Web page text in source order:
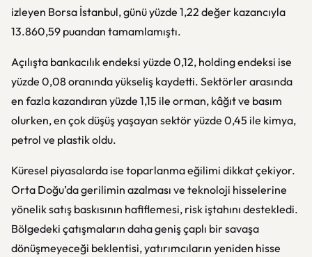
izleyen Borsa İstanbul, günü yüzde 1,22 değer kazancıyla
13.860,59 puandan tamamlamıştı.
Açılışta bankacılık endeksi yüzde 0,12, holding endeksi ise
yüzde 0,08 oranında yükseliş kaydetti. Sektörler arasında
en fazla kazandıran yüzde 1,15 ile orman, kâğıt ve basım
olurken, en çok düşüş yaşayan sektör yüzde 0,45 ile kimya,
petrol ve plastik oldu.
Küresel piyasalarda ise toparlanma eğilimi dikkat çekiyor.
Orta Doğu’da gerilimin azalması ve teknoloji hisselerine
yönelik satış baskısının hafiflemesi, risk iştahını destekledi.
Bölgedeki çatışmaların daha geniş çaplı bir savaşa
dönüşmeyeceği beklentisi, yatırımcıların yeniden hisse